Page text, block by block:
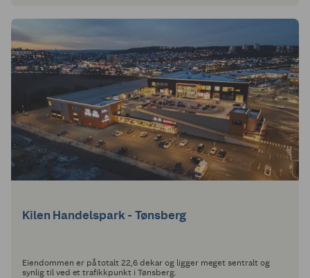
Kilen Handelspark - Tønsberg
Eiendommen er på totalt 22,6 dekar og ligger meget sentralt og
synlig til ved et trafikkpunkt i Tønsberg.